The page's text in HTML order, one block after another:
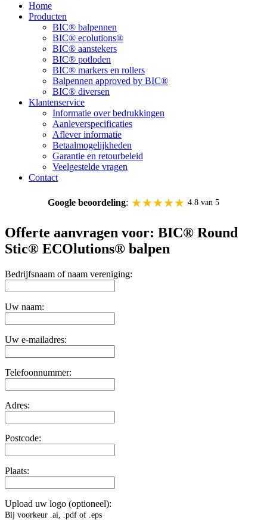
Home
Producten
BIC® balpennen
BIC® ecolutions®
BIC® aanstekers
BIC® potloden
BIC® markers en rollers
Balpennen approved by BIC®
BIC® diversen
Klantenservice
Informatie over bedrukkingen
Aanleverspecificaties
Aflever informatie
Betaalmogelijkheden
Garantie en retourbeleid
Veelgestelde vragen
Contact
Google beoordeling: ★★★★★ 4.8 van 5
Offerte aanvragen voor: BIC® Round
Stic® ECOlutions® balpen
Bedrijfsnaam of naam vereniging:
Uw naam:
Uw e-mailadres:
Telefoonnummer:
Adres:
Postcode:
Plaats:
Upload uw logo (optioneel):
Bij voorkeur .ai, .pdf of .eps